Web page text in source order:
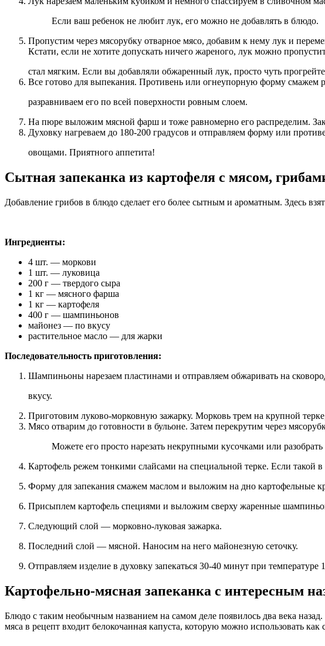
Если ваш ребенок не любит лук, его можно не добавлять в блюдо.
Пропустим через мясорубку отварное мясо, добавим к нему лук и
Кстати, если не хотите допускать ничего жареного, лук можно
стал мягким. Если вы добавляли обжаренный лук, просто чуть
Все готово для выпекания. Противень или огнеупорную форму
разравниваем его по всей поверхности ровным слоем.
На пюре выложим мясной фарш и тоже равномерно его распределим.
Духовку нагреваем до 180-200 градусов и отправляем форму или
овощами. Приятного аппетита!
Сытная запеканка из картофеля с мясом,
Добавление грибов в блюдо сделает его более сытным и ароматным. Здесь
Ингредиенты:
4 шт. — моркови
1 шт. — луковица
200 г — твердого сыра
1 кг — мясного фарша
1 кг — картофеля
400 г — шампиньонов
майонез — по вкусу
растительное масло — для жарки
Последовательность приготовления:
Шампиньоны нарезаем пластинами и отправляем обжаривать на
вкусу.
Приготовим луково-морковную зажарку. Морковь трем на крупной
Мясо отварим до готовности в бульоне. Затем перекрутим через
Можете его просто нарезать некрупными кусочками или разобрать
Картофель режем тонкими слайсами на специальной терке. Если такой
Форму для запекания смажем маслом и выложим на дно картофельные
Присыплем картофель специями и выложим сверху жаренные
Следующий слой — морковно-луковая зажарка.
Последний слой — мясной. Наносим на него майонезную сеточку.
Отправляем изделие в духовку запекаться 30-40 минут при
Картофельно-мясная запеканка с интересным
Блюдо с таким необычным названием на самом деле появилось два века
мяса в рецепт входит белокочанная капуста, которую можно использовать